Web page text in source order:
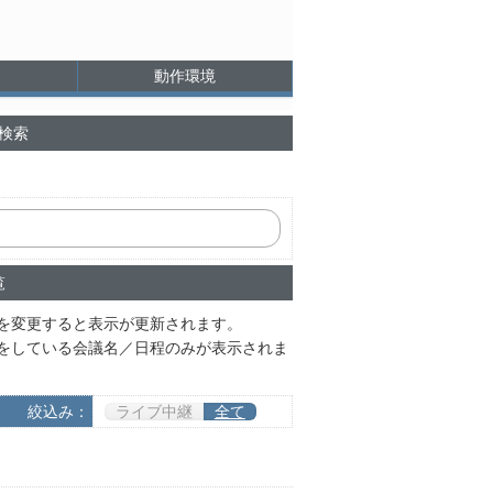
動作環境
索
更すると表示が更新されます。
ている会議名／日程のみが表示されま
絞込み： ライブ中継 全て